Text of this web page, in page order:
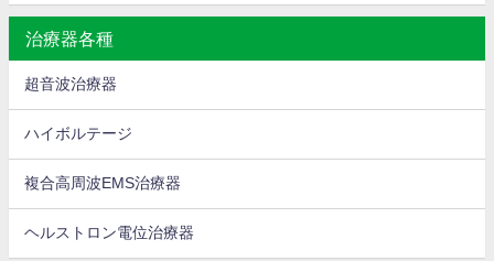
治療器各種
超音波治療器
ハイボルテージ
複合高周波EMS治療器
ヘルストロン電位治療器